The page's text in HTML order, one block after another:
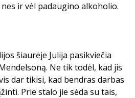
ir vėl padaugino alkoholio.
šiaurėje Julija pasikviečia
Ne tik todėl, kad jis
dar tikisi, kad bendras darbas
Prie stalo jie sėda su tais,